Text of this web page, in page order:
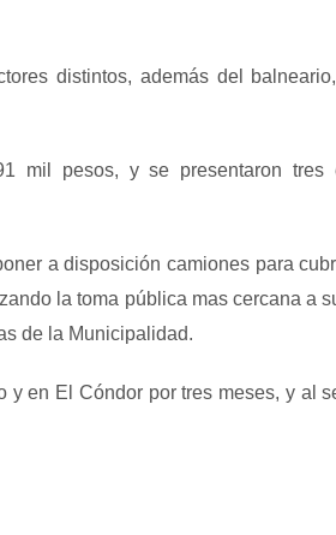
distintos, además del
mil pesos, y se presentaron tres
a disposición camiones para
la toma pública mas cercana a
de la Municipalidad.
y en El Cóndor por tres meses, y al